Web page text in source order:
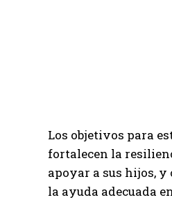
Los objetivos para
fortalecen la
apoyar a sus hijos, y
la ayuda adecuada